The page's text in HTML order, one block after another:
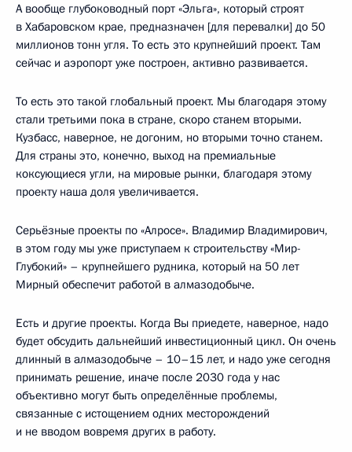
А вообще глубоководный порт «Эльга», который строят
в Хабаровском крае, предназначен [для перевалки] до 50
миллионов тонн угля. То есть это крупнейший проект. Там
сейчас и аэропорт уже построен, активно развивается.
То есть это такой глобальный проект. Мы благодаря этому
стали третьими пока в стране, скоро станем вторыми.
Кузбасс, наверное, не догоним, но вторыми точно станем.
Для страны это, конечно, выход на премиальные
коксующиеся угли, на мировые рынки, благодаря этому
проекту наша доля увеличивается.
Серьёзные проекты по «Алросе». Владимир Владимирович,
в этом году мы уже приступаем к строительству «Мир-
Глубокий» – крупнейшего рудника, который на 50 лет
Мирный обеспечит работой в алмазодобыче.
Есть и другие проекты. Когда Вы приедете, наверное, надо
будет обсудить дальнейший инвестиционный цикл. Он очень
длинный в алмазодобыче – 10–15 лет, и надо уже сегодня
принимать решение, иначе после 2030 года у нас
объективно могут быть определённые проблемы,
связанные с истощением одних месторождений
и не вводом вовремя других в работу.